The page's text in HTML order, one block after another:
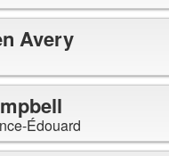
Avery
Édouard